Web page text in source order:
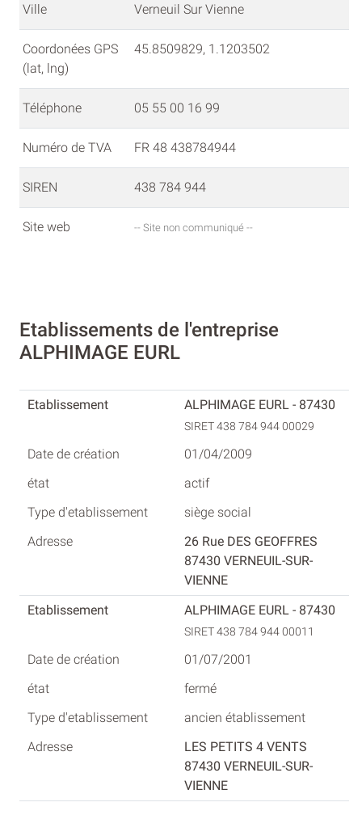
Ville Verneuil Sur Vienne
Coordonées GPS
(lat, lng)
45.8509829, 1.1203502
Téléphone 05 55 00 16 99
Numéro de TVA FR 48 438784944
SIREN 438 784 944
Site web -- Site non communiqué --
Etablissements de l'entreprise
ALPHIMAGE EURL
ALPHIMAGE EURL - 87430
SIRET 438 784 944 00029
01/04/2009
actif
siège social
26 Rue DES GEOFFRES
87430 VERNEUIL-SUR-
VIENNE
ALPHIMAGE EURL - 87430
SIRET 438 784 944 00011
01/07/2001
fermé
ancien établissement
LES PETITS 4 VENTS
87430 VERNEUIL-SUR-
VIENNE